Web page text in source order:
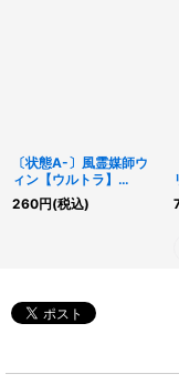
〔状態A-〕風霊媒師ウ
ィン【ウルトラ】
{VJMP-JP173}《モンス
ター》
260円(税込)